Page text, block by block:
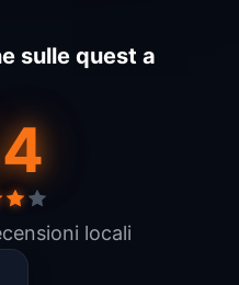
sulle quest a
locali